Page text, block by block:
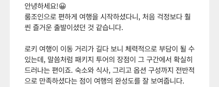
안녕하세요!😀
룸조인으로 편하게 여행을 시작하셨다니, 처음 걱정보다 훨
씬 즐거운 출발이셨던 것 같습니다.
로키 여행이 이동 거리가 길다 보니 체력적으로 부담이 될 수
있는데, 말씀처럼 패키지 투어의 장점이 그 구간에서 확실히
드러나는 편이죠. 숙소와 식사, 그리고 옵션 구성까지 전반적
으로 만족하셨다는 점이 여행의 완성도를 잘 보여줍니다.